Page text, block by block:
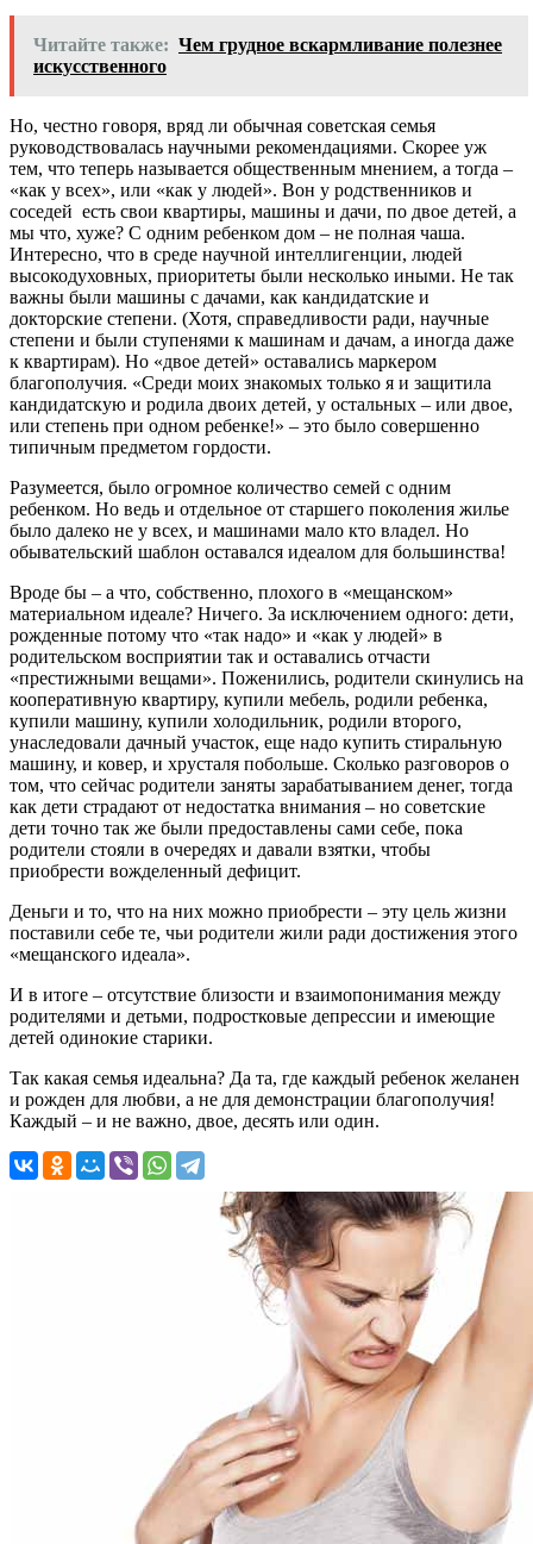
Читайте также: Чем грудное вскармливание полезнее
искусственного
Но, честно говоря, вряд ли обычная советская семья
руководствовалась научными рекомендациями. Скорее уж
тем, что теперь называется общественным мнением, а тогда –
«как у всех», или «как у людей». Вон у родственников и
соседей есть свои квартиры, машины и дачи, по двое детей, а
мы что, хуже? С одним ребенком дом – не полная чаша.
Интересно, что в среде научной интеллигенции, людей
высокодуховных, приоритеты были несколько иными. Не так
важны были машины с дачами, как кандидатские и
докторские степени. (Хотя, справедливости ради, научные
степени и были ступенями к машинам и дачам, а иногда даже
к квартирам). Но «двое детей» оставались маркером
благополучия. «Среди моих знакомых только я и защитила
кандидатскую и родила двоих детей, у остальных – или двое,
или степень при одном ребенке!» – это было совершенно
типичным предметом гордости.
Разумеется, было огромное количество семей с одним
ребенком. Но ведь и отдельное от старшего поколения жилье
было далеко не у всех, и машинами мало кто владел. Но
обывательский шаблон оставался идеалом для большинства!
Вроде бы – а что, собственно, плохого в «мещанском»
материальном идеале? Ничего. За исключением одного: дети,
рожденные потому что «так надо» и «как у людей» в
родительском восприятии так и оставались отчасти
«престижными вещами». Поженились, родители скинулись на
кооперативную квартиру, купили мебель, родили ребенка,
купили машину, купили холодильник, родили второго,
унаследовали дачный участок, еще надо купить стиральную
машину, и ковер, и хрусталя побольше. Сколько разговоров о
том, что сейчас родители заняты зарабатыванием денег, тогда
как дети страдают от недостатка внимания – но советские
дети точно так же были предоставлены сами себе, пока
родители стояли в очередях и давали взятки, чтобы
приобрести вожделенный дефицит.
Деньги и то, что на них можно приобрести – эту цель жизни
поставили себе те, чьи родители жили ради достижения этого
«мещанского идеала».
И в итоге – отсутствие близости и взаимопонимания между
родителями и детьми, подростковые депрессии и имеющие
детей одинокие старики.
Так какая семья идеальна? Да та, где каждый ребенок желанен
и рожден для любви, а не для демонстрации благополучия!
Каждый – и не важно, двое, десять или один.